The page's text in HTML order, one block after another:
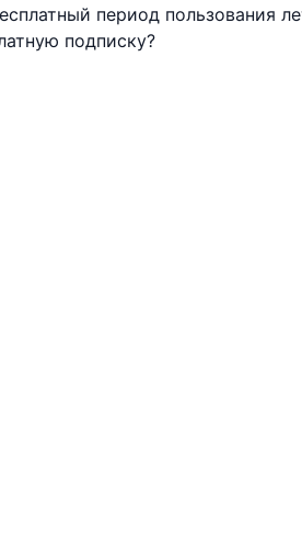
период пользования
подписку?